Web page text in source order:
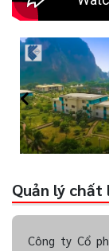
Quản lý
Công ty Cổ